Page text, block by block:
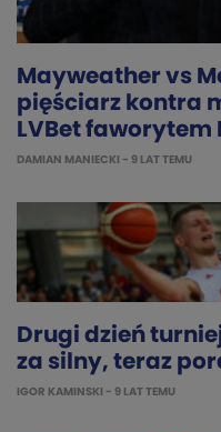
Mayweather vs
pięściarz kontra
LVBet
DAMIAN MANIECKI - 9 LAT TEMU
Drugi dzień
za silny, teraz
IGOR KAMINSKI - 9 LAT TEMU